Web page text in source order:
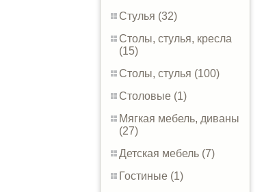
Стулья (32)
Столы, стулья, кресла
(15)
Столы, стулья (100)
Столовые (1)
Мягкая мебель, диваны
(27)
Детская мебель (7)
Гостиные (1)